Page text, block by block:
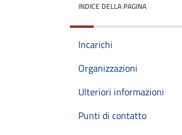
INDICE DELLA PAGINA
Incarichi
Organizzazioni
Ulteriori informazioni
Punti di contatto